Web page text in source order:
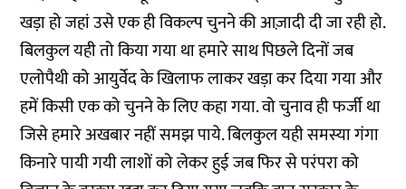
खड़ा हो जहां उसे एक ही विकल्‍प चुनने की आज़ादी दी जा रही हो.
बिलकुल यही तो किया गया था हमारे साथ पिछले दिनों जब
एलोपैथी को आयुर्वेद के खिलाफ लाकर खड़ा कर दिया गया और
हमें किसी एक को चुनने के लिए कहा गया. वो चुनाव ही फर्जी था
जिसे हमारे अखबार नहीं समझ पाये. बिलकुल यही समस्‍या गंगा
किनारे पायी गयी लाशों को लेकर हुई जब फिर से परंपरा को